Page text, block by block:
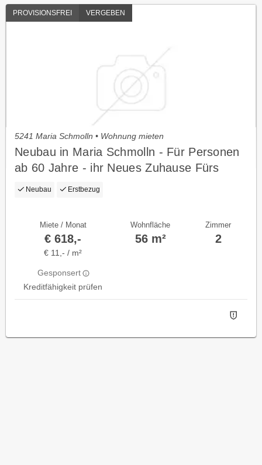
PROVISIONSFREI VERGEBEN
5241 Maria Schmolln • Wohnung mieten
Neubau in Maria Schmolln - Für Personen
ab 60 Jahre - ihr Neues Zuhause Fürs
Aktive Alter
Neubau Erstbezug
Miete / Monat
€ 618,-
€ 11,- / m²
Gesponsert
Kreditfähigkeit prüfen
Wohnfläche
56 m²
Zimmer
2